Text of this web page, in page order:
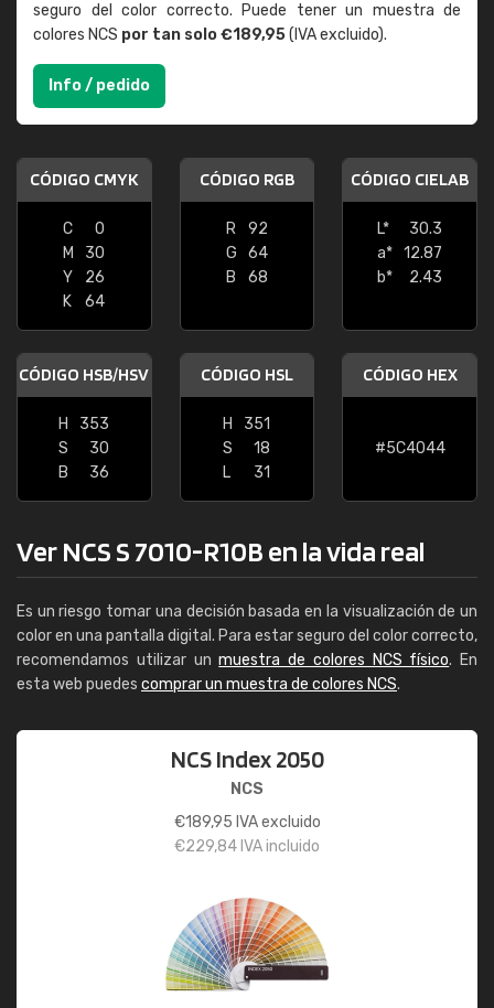
seguro del color correcto. Puede tener un muestra de
colores NCS por tan solo €189,95(IVA excluido).
Info / pedido
CÓDIGO CMYK
C
0
M
30
Y
26
K
64
CÓDIGO RGB
R
92
G
64
B
68
CÓDIGO CIELAB
L*
30.3
a* 12.87
b*
2.43
CÓDIGO HSB/HSV
H
353
S
30
B
36
CÓDIGO HSL
H
351
S
18
L
31
CÓDIGO HEX
#5C4044
Ver NCS S 7010-R10B en la vida real
Es un riesgo tomar una decisión basada en la visualización de un
color en una pantalla digital. Para estar seguro del color correcto,
recomendamos utilizar unmuestra de colores NCS físico. En
esta web puedes comprar un muestra de colores NCS.
NCS Index 2050
NCS
€189,95 IVA excluido
€229,84 IVA incluido